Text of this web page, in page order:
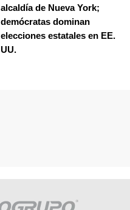
alcaldía de Nueva York;
demócratas dominan
elecciones estatales en EE.
UU.